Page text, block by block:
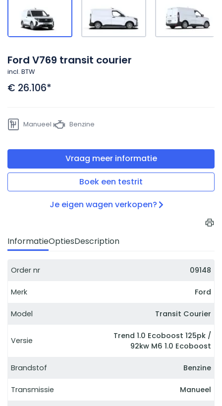
Ford V769 transit courier
incl. BTW
€ 26.106*
Vraag meer informatie
Boek een testrit
Je eigen wagen verkopen?
Manueel Benzine
InformatieOptiesDescription
Order nr 09148
Merk Ford
Model Transit Courier
Versie
Trend 1.0 Ecoboost 125pk /
92kw M6 1.0 Ecoboost
Brandstof Benzine
Transmissie Manueel